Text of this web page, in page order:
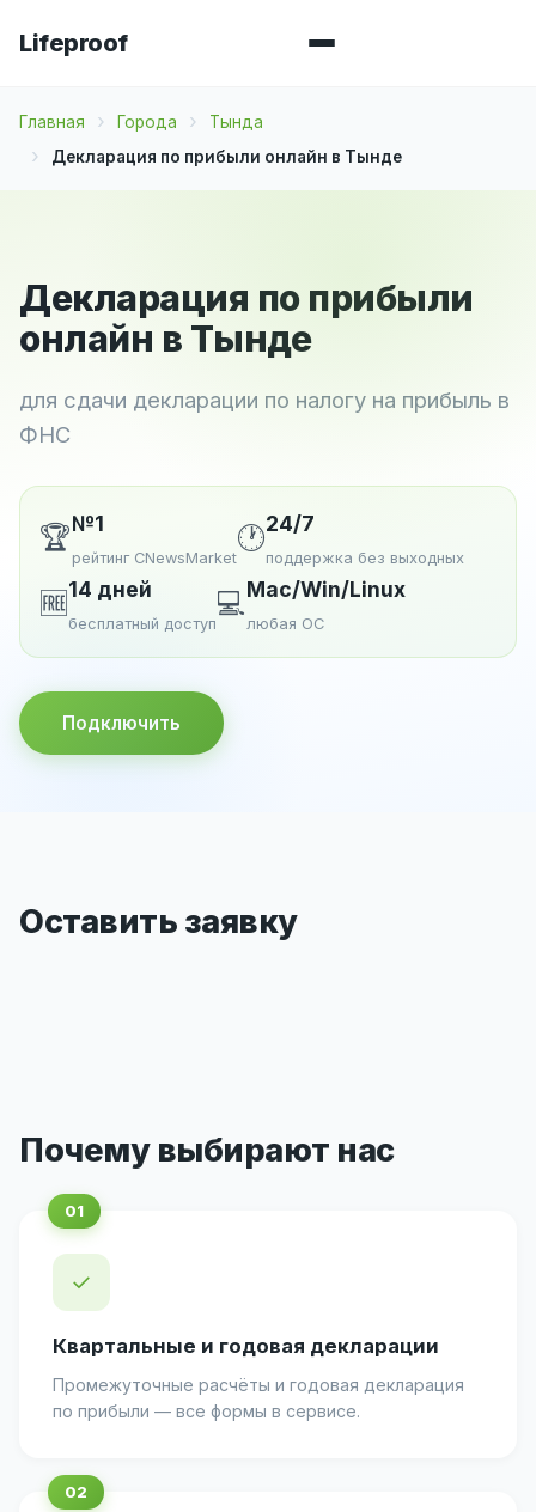
Lifeproof
Главная Города
Тында
Декларация по прибыли онлайн в Тынде
Декларация по прибыли
онлайн в Тынде
для сдачи декларации по налогу на прибыль в
ФНС
🏆№1
рейтинг CNewsMarket
🕐24/7
поддержка без выходных
🆓14 дней
бесплатный доступ
💻Mac/Win/Linux
любая ОС
Подключить
Оставить заявку
Почему выбирают нас
✓
Квартальные и годовая декларации
Промежуточные расчёты и годовая декларация
по прибыли — все формы в сервисе.